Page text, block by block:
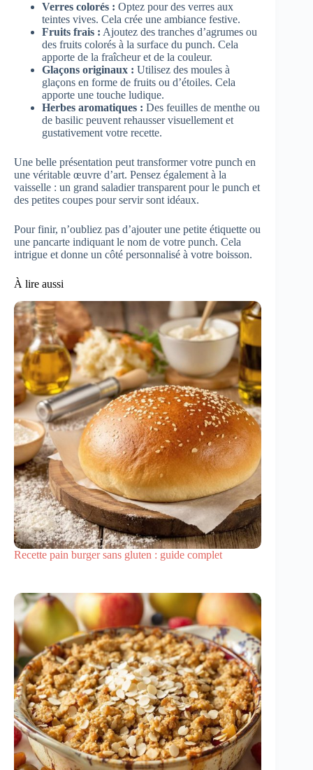
Verres colorés : Optez pour des verres aux
teintes vives. Cela crée une ambiance festive.
Fruits frais : Ajoutez des tranches d’agrumes ou
des fruits colorés à la surface du punch. Cela
apporte de la fraîcheur et de la couleur.
Glaçons originaux : Utilisez des moules à
glaçons en forme de fruits ou d’étoiles. Cela
apporte une touche ludique.
Herbes aromatiques : Des feuilles de menthe ou
de basilic peuvent rehausser visuellement et
gustativement votre recette.
Une belle présentation peut transformer votre punch en
une véritable œuvre d’art. Pensez également à la
vaisselle : un grand saladier transparent pour le punch et
des petites coupes pour servir sont idéaux.
Pour finir, n’oubliez pas d’ajouter une petite étiquette ou
une pancarte indiquant le nom de votre punch. Cela
intrigue et donne un côté personnalisé à votre boisson.
À lire aussi
Recette pain burger sans gluten : guide complet